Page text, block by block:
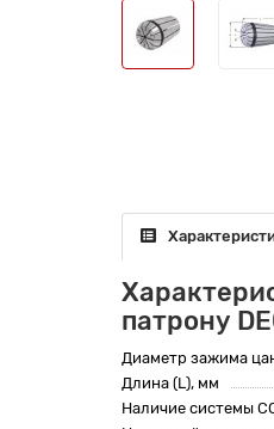
патрону
Диаметр зажима
Длина (L), мм
Наличие системы